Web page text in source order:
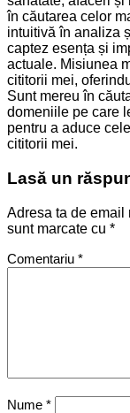
în căutarea celor
intuitivă în analiza
captez esența și
actuale. Misiunea
cititorii mei,
Sunt mereu în
domeniile pe care
pentru a aduce
cititorii mei.
Lasă un
Adresa ta de email
sunt marcate cu *
Comentariu *
Nume *